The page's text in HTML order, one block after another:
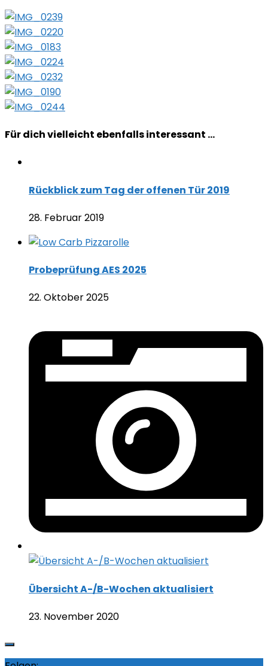
Für dich vielleicht ebenfalls interessant …
Rückblick zum Tag der offenen Tür 2019
28. Februar 2019
Probeprüfung AES 2025
22. Oktober 2025
Übersicht A-/B-Wochen aktualisiert
23. November 2020